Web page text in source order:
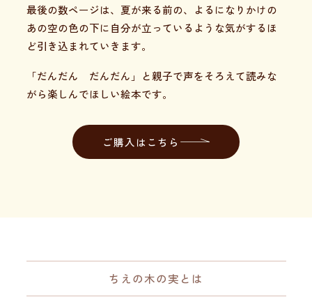
最後の数ページは、夏が来る前の、よるになりかけの
あの空の色の下に自分が立っているような気がするほ
ど引き込まれていきます。
「だんだん だんだん」と親子で声をそろえて読みな
がら楽しんでほしい絵本です。
ご購入はこちら
ちえの木の実とは